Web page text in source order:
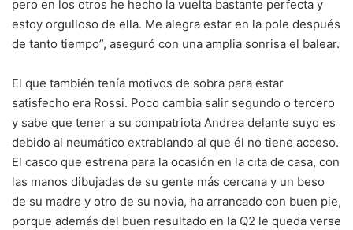
pero en los otros he hecho la vuelta bastante perfecta y
estoy orgulloso de ella. Me alegra estar en la pole después
de tanto tiempo”, aseguró con una amplia sonrisa el balear.
El que también tenía motivos de sobra para estar
satisfecho era Rossi. Poco cambia salir segundo o tercero
y sabe que tener a su compatriota Andrea delante suyo es
debido al neumático extrablando al que él no tiene acceso.
El casco que estrena para la ocasión en la cita de casa, con
las manos dibujadas de su gente más cercana y un beso
de su madre y otro de su novia, ha arrancado con buen pie,
porque además del buen resultado en la Q2 le queda verse